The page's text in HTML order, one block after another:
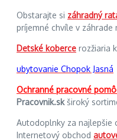
Obstarajte si záhradný
príjemné chvíle v záhrade
Detské koberce rozžiaria
ubytovanie Chopok Jasná
Ochranné pracovné
Pracovnik.skširoký
Autodoplnky za najlepšie
Internetový obchod